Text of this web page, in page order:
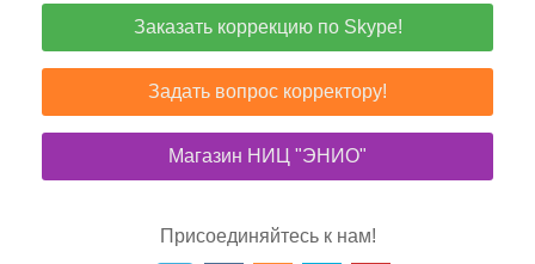
Заказать коррекцию по Skype!
Задать вопрос корректору!
Магазин НИЦ "ЭНИО"
Присоединяйтесь к нам!